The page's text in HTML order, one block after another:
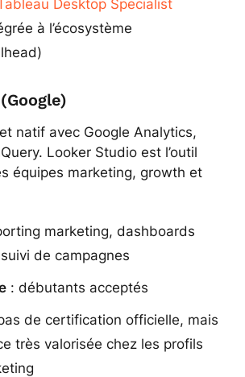
Tableau Desktop Specialist
à l’écosystème
natif avec Google Analytics,
Looker Studio est l’outil
équipes marketing, growth et
marketing, dashboards
de campagnes
: débutants acceptés
de certification officielle, mais
très valorisée chez les profils